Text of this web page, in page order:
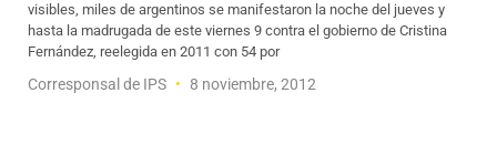
visibles, miles de argentinos se manifestaron la noche del jueves y
hasta la madrugada de este viernes 9 contra el gobierno de Cristina
Fernández, reelegida en 2011 con 54 por
Corresponsal de IPS 8 noviembre, 2012